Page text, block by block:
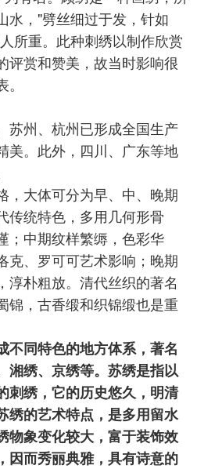
水，"劈丝细过于发，针如
所重。此种刺绣以制作欣赏
评赏和赞美，故当时影响很
州、杭州已形成全国生产
美。此外，四川、广东等地
大体可分为早、中、晚期
传统特色，多用几何形骨
；中期纹样繁缛，色彩华
克、罗可可艺术影响；晚期
淳朴粗放。清代丝织的著名
锦，古香缎和织锦缎也是重
不同特色的地方体系，著名
湘绣、京绣等。苏绣是指以
刺绣，它的历史悠久，明清
绣的艺术特点，是多用留水
物象变化较大，富于装饰效
因而秀丽典雅，具有诗意的